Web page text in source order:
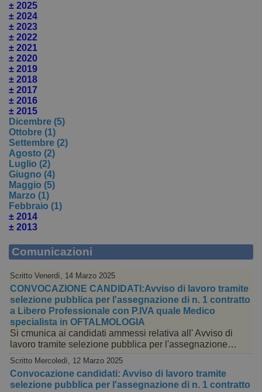
± 2025
± 2024
± 2023
± 2022
± 2021
± 2020
± 2019
± 2018
± 2017
± 2016
± 2015
Dicembre (5)
Ottobre (1)
Settembre (2)
Agosto (2)
Luglio (2)
Giugno (4)
Maggio (5)
Marzo (1)
Febbraio (1)
± 2014
± 2013
Comunicazioni
Scritto Venerdì, 14 Marzo 2025
CONVOCAZIONE CANDIDATI:Avviso di lavoro tramite
selezione pubblica per l'assegnazione di n. 1 contratto
a Libero Professionale con P.IVA quale Medico
specialista in OFTALMOLOGIA
Si cmunica ai candidati ammessi relativa all' Avviso di
lavoro tramite selezione pubblica per l'assegnazione…
Scritto Mercoledì, 12 Marzo 2025
Convocazione candidati: Avviso di lavoro tramite
selezione pubblica per l'assegnazione di n. 1 contratto